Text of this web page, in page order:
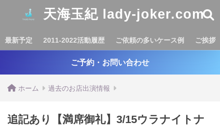
天海玉紀 lady-joker.com
最新予定 2011-2022活動履歴 ご依頼の多いケース例 ご挨拶
ご予約・お問い合わせ
ホーム 過去のお店出演情報
追記あり【満席御礼】3/15ウラナイトナ